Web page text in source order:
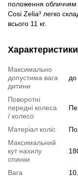
положення обличчям
Cosi Zelia³ легко
всього 11 кг.
Характеристики
Максимально
допустима вага
дитини
до
Поворотні
передні колеса
/ колесо
Матеріал коліс
Максимальний
кут нахилу
спинки
Вага